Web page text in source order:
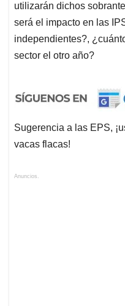
utilizarán dichos
será el impacto en las
independientes?,
sector el otro año?
Sugerencia a las EPS,
vacas flacas!
Anuncios.